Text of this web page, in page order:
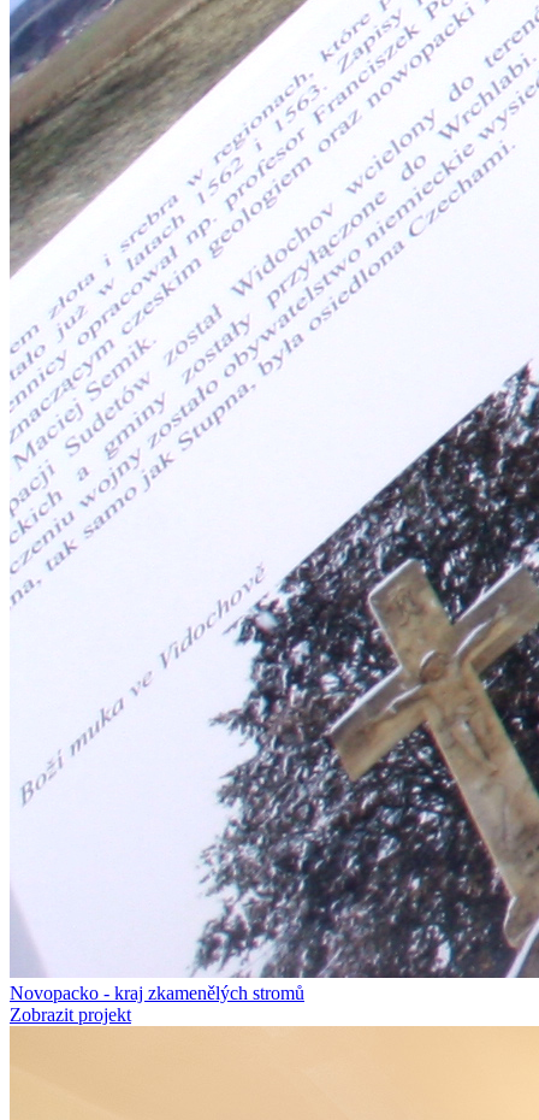
Novopacko - kraj zkamenělých stromů
Zobrazit projekt